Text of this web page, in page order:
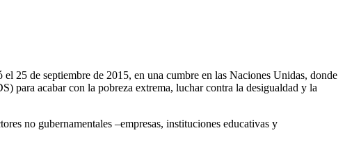
25 de septiembre de 2015, en una cumbre en las Naciones Unidas, donde
para acabar con la pobreza extrema, luchar contra la desigualdad y la
no gubernamentales –empresas, instituciones educativas y